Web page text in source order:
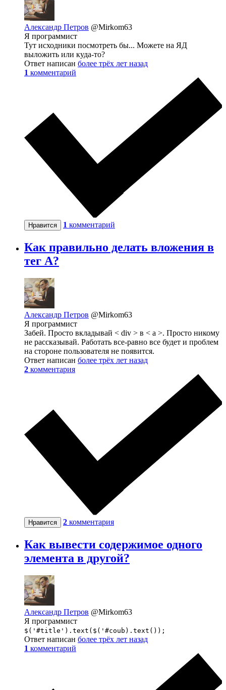
Александр Петров @Mirkom63
Я программист
Тут исходники посмотреть бы... Можете на ЯД
выложить или куда-то?
Ответ написан более трёх лет назад
1 комментарий
Нравится 1 комментарий
Как правильно делать вложения в
тег A?
Александр Петров @Mirkom63
Я программист
Забей. Просто вкладывай < div > в < a >. Просто никому
не рассказывай. Работать все-равно все будет и проблем
на стороне пользователя не появится.
Ответ написан более трёх лет назад
2 комментария
Нравится 2 комментария
Как вывести содержимое одного
элемента в другой?
Александр Петров @Mirkom63
Я программист
$('#title').text($('#coub).text());
Ответ написан более трёх лет назад
1 комментарий